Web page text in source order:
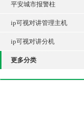
平安城市报警柱
ip可视对讲管理主机
ip可视对讲分机
更多分类